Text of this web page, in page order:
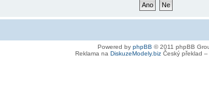
Powered by phpBB © 2011 phpBB
Reklama na DiskuzeModely.bizČeský překlad –